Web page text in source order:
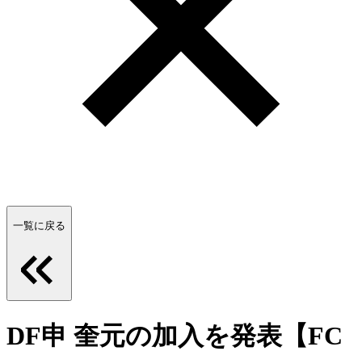
一覧に戻る
DF申 奎元の加入を発表【FC